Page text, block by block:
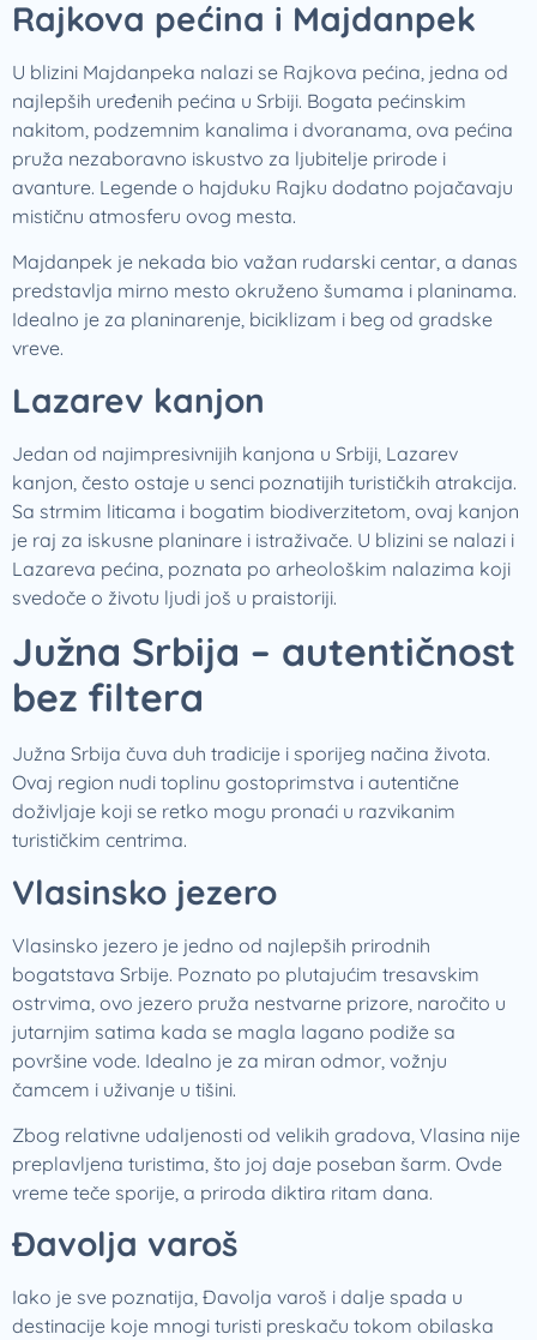
Rajkova pećina i Majdanpek
U blizini Majdanpeka nalazi se Rajkova pećina, jedna od
najlepših uređenih pećina u Srbiji. Bogata pećinskim
nakitom, podzemnim kanalima i dvoranama, ova pećina
pruža nezaboravno iskustvo za ljubitelje prirode i
avanture. Legende o hajduku Rajku dodatno pojačavaju
mističnu atmosferu ovog mesta.
Majdanpek je nekada bio važan rudarski centar, a danas
predstavlja mirno mesto okruženo šumama i planinama.
Idealno je za planinarenje, biciklizam i beg od gradske
vreve.
Lazarev kanjon
Jedan od najimpresivnijih kanjona u Srbiji, Lazarev
kanjon, često ostaje u senci poznatijih turističkih atrakcija.
Sa strmim liticama i bogatim biodiverzitetom, ovaj kanjon
je raj za iskusne planinare i istraživače. U blizini se nalazi i
Lazareva pećina, poznata po arheološkim nalazima koji
svedoče o životu ljudi još u praistoriji.
Južna Srbija – autentičnost
bez filtera
Južna Srbija čuva duh tradicije i sporijeg načina života.
Ovaj region nudi toplinu gostoprimstva i autentične
doživljaje koji se retko mogu pronaći u razvikanim
turističkim centrima.
Vlasinsko jezero
Vlasinsko jezero je jedno od najlepših prirodnih
bogatstava Srbije. Poznato po plutajućim tresavskim
ostrvima, ovo jezero pruža nestvarne prizore, naročito u
jutarnjim satima kada se magla lagano podiže sa
površine vode. Idealno je za miran odmor, vožnju
čamcem i uživanje u tišini.
Zbog relativne udaljenosti od velikih gradova, Vlasina nije
preplavljena turistima, što joj daje poseban šarm. Ovde
vreme teče sporije, a priroda diktira ritam dana.
Đavolja varoš
Iako je sve poznatija, Đavolja varoš i dalje spada u
destinacije koje mnogi turisti preskaču tokom obilaska